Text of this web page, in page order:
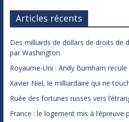
Articles récents
Des milliards de dollars de droits de
par Washington
Royaume-Uni : Andy Burnham recule
Xavier Niel, le milliardaire qui ne
Ruée des fortunes russes vers
France : le logement mis à l’épreuve